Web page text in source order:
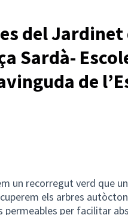
del Jardinet
Sardà-
de
un recorregut verd que
els arbres
permeables per facilitar